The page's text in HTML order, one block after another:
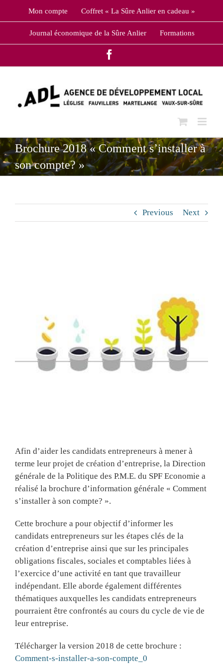
Mon compte Coffret « La Sûre Anlier en cadeau »
Journal économique de la Sûre Anlier Formations
Brochure 2018 « Comment s’installer à
son compte? »
Previous Next
Afin d’aider les candidats entrepreneurs à mener à
terme leur projet de création d’entreprise, la Direction
générale de la Politique des P.M.E. du SPF Economie a
réalisé la brochure d’information générale « Comment
s’installer à son compte? ».
Cette brochure a pour objectif d’informer les
candidats entrepreneurs sur les étapes clés de la
création d’entreprise ainsi que sur les principales
obligations fiscales, sociales et comptables liées à
l’exercice d’une activité en tant que travailleur
indépendant. Elle aborde également différentes
thématiques auxquelles les candidats entrepreneurs
pourraient être confrontés au cours du cycle de vie de
leur entreprise.
Télécharger la version 2018 de cette brochure :
Comment-s-installer-a-son-compte_0